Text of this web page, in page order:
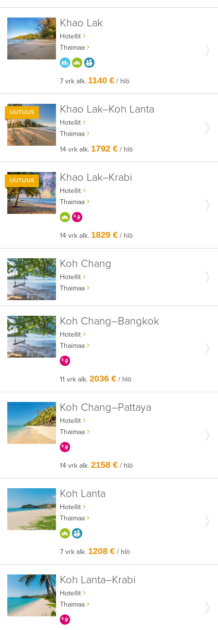
Khao Lak
Hotellit
Thaimaa
PARASTA PERHEELLE
HYVÄÄN OLOON
7 vrk alk. 1140 € / hlö
UUTUUS Khao Lak–Koh Lanta
Hotellit
Thaimaa
14 vrk alk. 1792 € / hlö
UUTUUS Khao Lak–Krabi
Hotellit
Thaimaa
HYVÄÄN OLOON
14 vrk alk. 1829 € / hlö
Koh Chang
Hotellit
Thaimaa
Koh Chang–Bangkok
Hotellit
Thaimaa
11 vrk alk.2036 € / hlö
Koh Chang–Pattaya
Hotellit
Thaimaa
14 vrk alk.2158 € / hlö
Koh Lanta
Hotellit
Thaimaa
HYVÄÄN OLOON
7 vrk alk. 1208 € / hlö
Koh Lanta–Krabi
Hotellit
Thaimaa